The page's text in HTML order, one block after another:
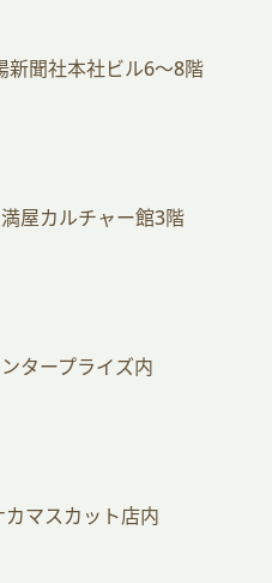
新聞社本社ビル6～8階
屋カルチャー館3階
タープライズ内
マスカット店内